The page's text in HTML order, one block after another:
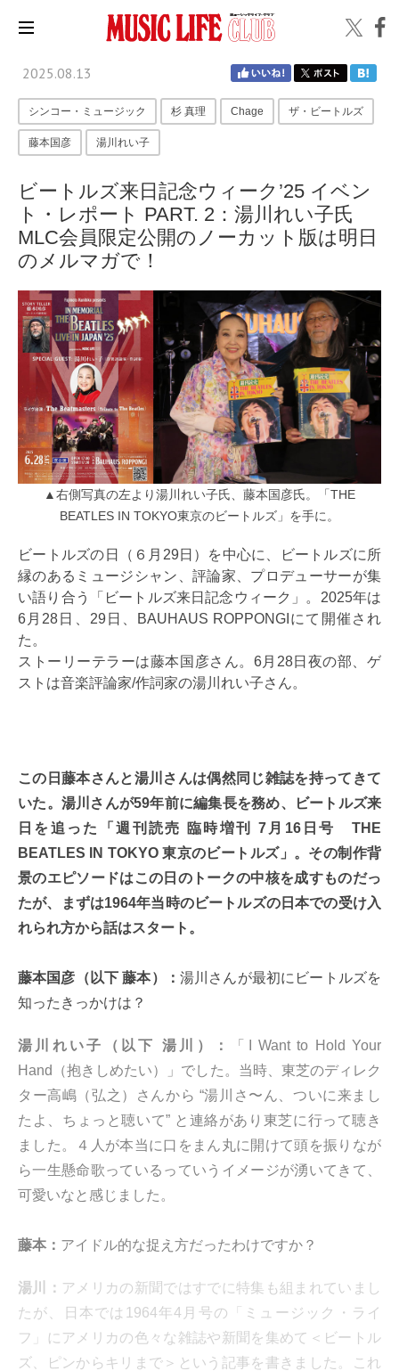
2025.08.13
シンコー・ミュージック 杉 真理 Chage ザ・ビートルズ
藤本国彦 湯川れい子
ビートルズ来日記念ウィーク’25 イベン
ト・レポート PART. 2：湯川れい子氏
MLC会員限定公開のノーカット版は明日
のメルマガで！
▲右側写真の左より湯川れい子氏、藤本国彦氏。「THE
BEATLES IN TOKYO東京のビートルズ」を手に。
ビートルズの日（６月29日）を中心に、ビートルズに所
縁のあるミュージシャン、評論家、プロデューサーが集
い語り合う「ビートルズ来日記念ウィーク」。2025年は
6月28日、29日、BAUHAUS ROPPONGIにて開催され
た。
ストーリーテラーは藤本国彦さん。6月28日夜の部、ゲ
ストは音楽評論家/作詞家の湯川れい子さん。
この日藤本さんと湯川さんは偶然同じ雑誌を持ってきて
いた。湯川さんが59年前に編集長を務め、ビートルズ来
日を追った「週刊読売 臨時増刊 7月16日号 THE
BEATLES IN TOKYO 東京のビートルズ」。その制作背
景のエピソードはこの日のトークの中核を成すものだっ
たが、まずは1964年当時のビートルズの日本での受け入
れられ方から話はスタート。
藤本国彦（以下 藤本）： 湯川さんが最初にビートルズを
知ったきっかけは？
湯川れい子（以下 湯川）：
「I Want to Hold Your
Hand（抱きしめたい）」でした。当時、東芝のディレク
ター高嶋（弘之）さんから “湯川さ〜ん、ついに来まし
たよ、ちょっと聴いて” と連絡があり東芝に行って聴き
ました。４人が本当に口をまん丸に開けて頭を振りなが
ら一生懸命歌っているっていうイメージが湧いてきて、
可愛いなと感じました。
藤本： アイドル的な捉え方だったわけですか？
湯川： アメリカの新聞ではすでに特集も組まれていまし
たが、日本では1964年4月号の「ミュージック・ライ
フ」にアメリカの色々な雑誌や新聞を集めて＜ビートル
ズ、ピンからキリまで＞という記事を書きました。これ